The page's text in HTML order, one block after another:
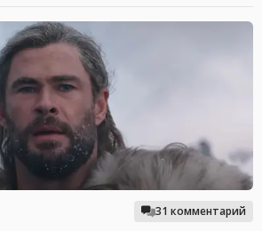
31 комментарий